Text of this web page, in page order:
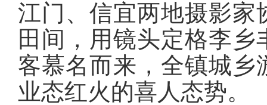
江门、信宜两地摄影家
田间，用镜头定格李
客慕名而来，全镇城
业态红火的喜人态势。